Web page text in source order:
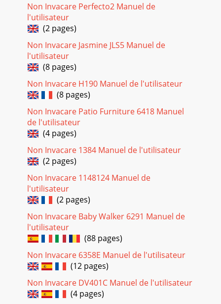
Non Invacare Perfecto2 Manuel de
l'utilisateur
(2 pages)
Non Invacare Jasmine JLS5 Manuel de
l'utilisateur
(8 pages)
Non Invacare H190 Manuel de l'utilisateur
(8 pages)
Non Invacare Patio Furniture 6418 Manuel
de l'utilisateur
(4 pages)
Non Invacare 1384 Manuel de l'utilisateur
(2 pages)
Non Invacare 1148124 Manuel de
l'utilisateur
(2 pages)
Non Invacare Baby Walker 6291 Manuel de
l'utilisateur
(88 pages)
Non Invacare 6358E Manuel de l'utilisateur
(12 pages)
Non Invacare DV401C Manuel de l'utilisateur
(4 pages)